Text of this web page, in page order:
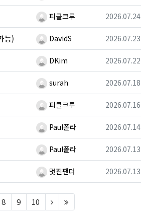
등록자피클크루 등록일
2026.07.24
능) 등록자DavidS 등록일
2026.07.23
등록자DKim 등록일
2026.07.22
등록자surah 등록일
2026.07.18
등록자피클크루 등록일
2026.07.16
등록자Paul폴라 등록일
2026.07.14
등록자Paul폴라 등록일
2026.07.13
등록자멋진팬더 등록일
2026.07.13
8 9 10 (next)